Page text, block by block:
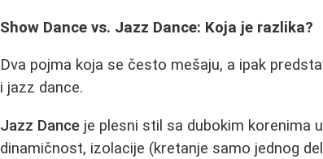
Show Dance vs. Jazz Dance: Koja je razlika?
Dva pojma koja se često mešaju, a ipak
i jazz dance.
Jazz Dance je plesni stil sa dubokim korenima
dinamičnost, izolacije (kretanje samo jednog